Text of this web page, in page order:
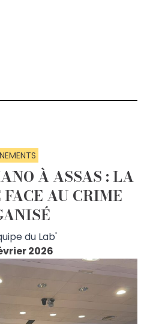
À ASSAS : LA
AU CRIME
du Lab'
2026